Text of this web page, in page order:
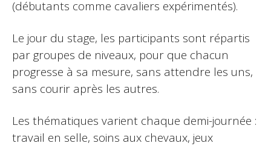
(débutants comme cavaliers expérimentés).
Le jour du stage, les participants sont répartis
par groupes de niveaux, pour que chacun
progresse à sa mesure, sans attendre les uns,
sans courir après les autres.
Les thématiques varient chaque demi-journée :
travail en selle, soins aux chevaux, jeux